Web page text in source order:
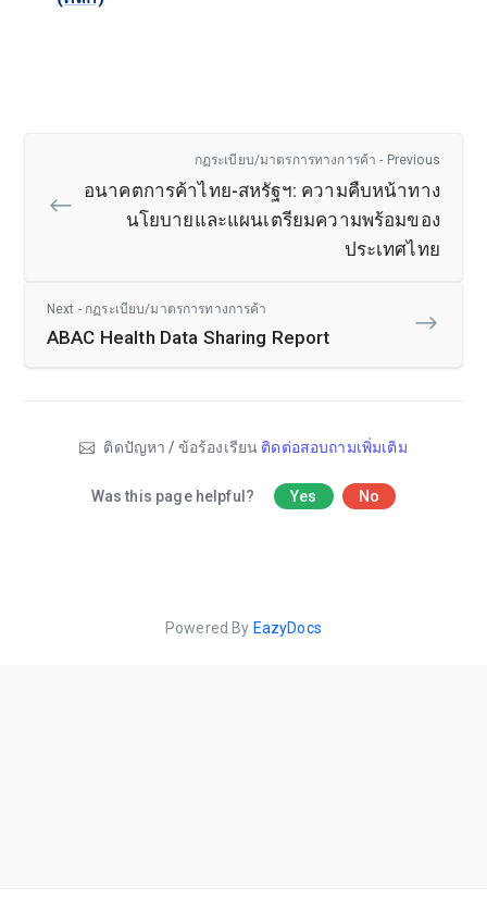
กฏระเบียบ/มาตรการทางการค้า - Previous
อนาคตการค้าไทย-สหรัฐฯ: ความคืบหน้าทาง
นโยบายและแผนเตรียมความพร้อมของ
ประเทศไทย
Next - กฏระเบียบ/มาตรการทางการค้า
ABAC Health Data Sharing Report
ติดปัญหา / ข้อร้องเรียน ติดต่อสอบถามเพิ่มเติม
Was this page helpful? Yes No
Powered By EazyDocs